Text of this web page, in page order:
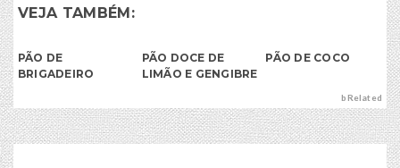
VEJA TAMBÉM:
PÃO DE
BRIGADEIRO
PÃO DOCE DE
LIMÃO E GENGIBRE
PÃO DE COCO
bRelated